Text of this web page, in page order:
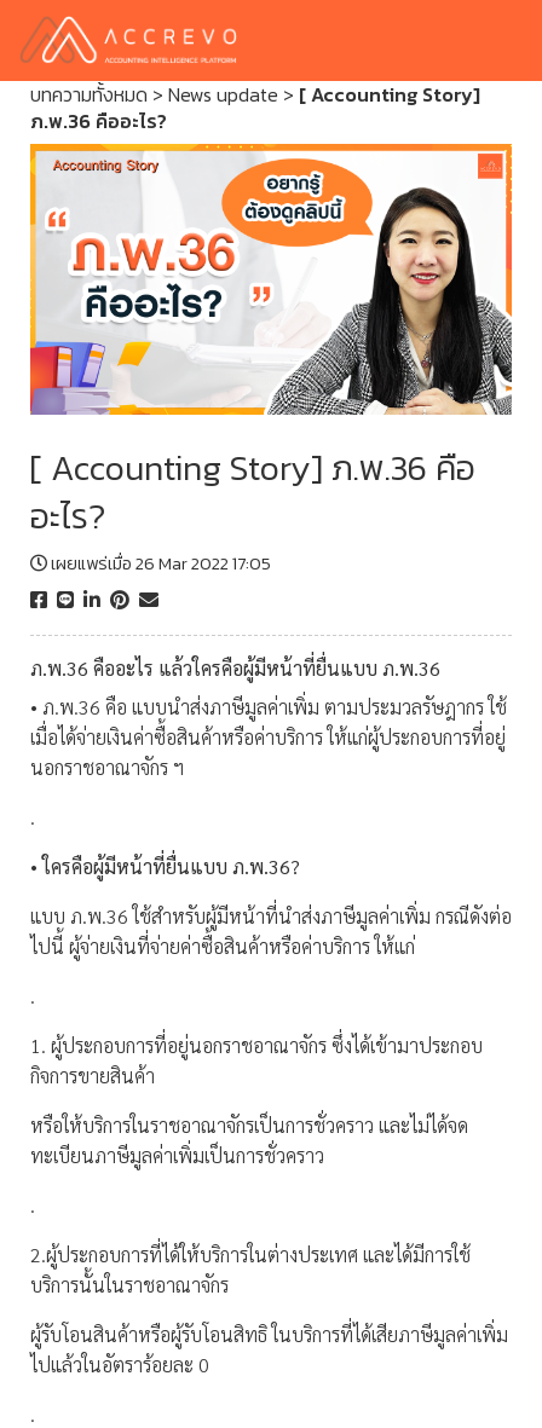
บทความทั้งหมด > News update > [ Accounting Story]
ภ.พ.36 คืออะไร?
[ Accounting Story] ภ.พ.36 คือ
อะไร?
เผยแพร่เมื่อ 26 Mar 2022 17:05
ภ.พ.36 คืออะไร แล้วใครคือผู้มีหน้าที่ยื่นแบบ ภ.พ.36
• ภ.พ.36 คือ แบบนำส่งภาษีมูลค่าเพิ่ม ตามประมวลรัษฎากร ใช้
เมื่อได้จ่ายเงินค่าซื้อสินค้าหรือค่าบริการ ให้แก่ผู้ประกอบการที่อยู่
นอกราชอาณาจักร ฯ
.
• ใครคือผู้มีหน้าที่ยื่นแบบ ภ.พ.36?
แบบ ภ.พ.36 ใช้สำหรับผู้มีหน้าที่นำส่งภาษีมูลค่าเพิ่ม กรณีดังต่อ
ไปนี้ ผู้จ่ายเงินที่จ่ายค่าซื้อสินค้าหรือค่าบริการ ให้แก่
.
1. ผู้ประกอบการที่อยู่นอกราชอาณาจักร ซึ่งได้เข้ามาประกอบ
กิจการขายสินค้า
หรือให้บริการในราชอาณาจักรเป็นการชั่วคราว และไม่ได้จด
ทะเบียนภาษีมูลค่าเพิ่มเป็นการชั่วคราว
.
2.ผู้ประกอบการที่ได้ให้บริการในต่างประเทศ และได้มีการใช้
บริการนั้นในราชอาณาจักร
ผู้รับโอนสินค้าหรือผู้รับโอนสิทธิ ในบริการที่ได้เสียภาษีมูลค่าเพิ่ม
ไปแล้วในอัตราร้อยละ 0
.